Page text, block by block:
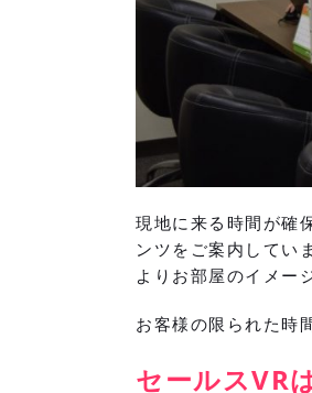
現地に来る時間が確
ンツをご案内してい
よりお部屋のイメー
お客様の限られた時
セールスVR